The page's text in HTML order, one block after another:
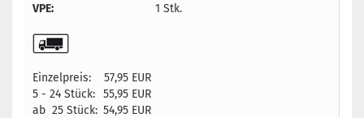
VPE:
1 Stk.
Einzelpreis:
57,95 EUR
5 - 24 Stück: 55,95 EUR
ab 25 Stück: 54,95 EUR